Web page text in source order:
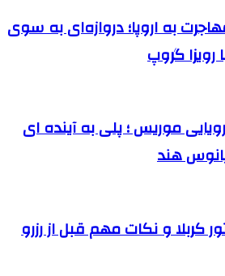
به اروپا؛ دروازه‌ای به سوی
رویزا گروپ
موریس ؛ پلی به آینده ‌ای
‌هند
کربلا و نکات مهم قبل از رزرو